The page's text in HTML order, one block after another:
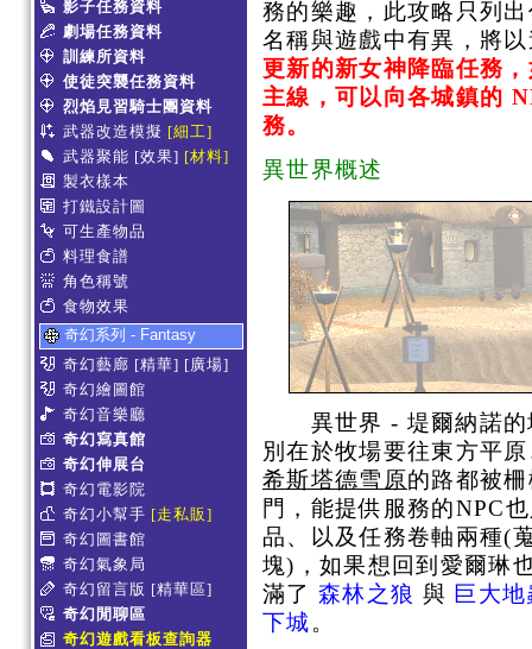
影子任務資料
劇場任務資料
訓練所資料
使徒突襲任務資料
烈焰見習騎士團資料
武器改造模擬 [細工]
武器聚能 [效果] [材料]
製衣樣本
打鐵設計圖
可生產物品
料理食譜
角色稱號
食物效果
奇幻系列 - Fantasy
奇幻藝廊 [精華] [廣場]
奇幻繪圖館
奇幻音樂廳
奇幻寫真館
奇幻伸展台
奇幻電影院
奇幻小幫手 [走私販]
奇幻圖書館
奇幻氣象局
奇幻留言版 [精華區]
奇幻閒聊區
奇幻遊戲看板查詢器
務的樂趣，此攻略只列
名稱與遊戲中有異，將
更新的新女神降臨任務
主線，可以向各城鎮的
務。
異世界概述
異世界 - 堤爾納諾的
別在於牧場要往東方平
希斯塔德雪原的路都被
門，能提供服務的NPC
品、以及任務卷軸兩種(
塊)，如果想回到愛爾琳
滿了 森林之狼 與 巨大地
下城。